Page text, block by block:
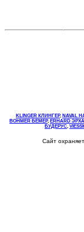
KLINGER КЛИНГЕР, NAVAL
BOHMER БЕМЕР, ERHARD
БУДЕРУС,
Сайт